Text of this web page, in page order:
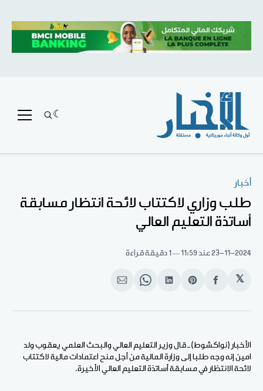
أخبار
طلب وزاري لاكتتاب لائحة انتظار مسابقة
أساتذة التعليم العالي
23-11-2024عند 11:59 1 دقيقة قراءة
𝕏
انشر
الفيسبوك
Share
Pinterest
انشر
لينكد
Share
WhatsApp
انشر
الإيميل
الأخبار (نواكشوط) ـ قال وزير التعليم العالي والبحث العلمي يعقوب ولد
امين إنه وجه طلبا إلى وزارة المالية من أجل منح اعتمادات مالية لاكتتاب
لائحة الانتظار في مسابقة أساتذة التعليم العالي الأخيرة.